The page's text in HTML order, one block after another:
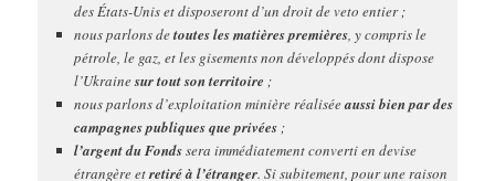
des États-Unis et disposeront d’un droit de veto entier ;
nous parlons detoutes les matières premières, y compris le
pétrole, le gaz, et les gisements non développés dont dispose
l’Ukrainesur tout son territoire ;
nous parlons d’exploitation minière réaliséeaussi bien par des
campagnes publiques que privées;
l’argent du Fondssera immédiatement converti en devise
étrangère etretiré à l’étranger. Si subitement, pour une raison